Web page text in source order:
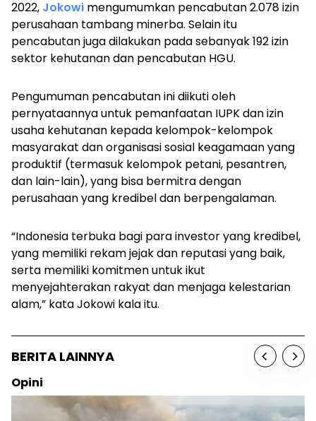
2022, Jokowi mengumumkan pencabutan 2.078 izin
perusahaan tambang minerba. Selain itu
pencabutan juga dilakukan pada sebanyak 192 izin
sektor kehutanan dan pencabutan HGU.
Pengumuman pencabutan ini diikuti oleh
pernyataannya untuk pemanfaatan IUPK dan izin
usaha kehutanan kepada kelompok-kelompok
masyarakat dan organisasi sosial keagamaan yang
produktif (termasuk kelompok petani, pesantren,
dan lain-lain), yang bisa bermitra dengan
perusahaan yang kredibel dan berpengalaman.
“Indonesia terbuka bagi para investor yang kredibel,
yang memiliki rekam jejak dan reputasi yang baik,
serta memiliki komitmen untuk ikut
menyejahterakan rakyat dan menjaga kelestarian
alam,” kata Jokowi kala itu.
BERITA LAINNYA
Opini